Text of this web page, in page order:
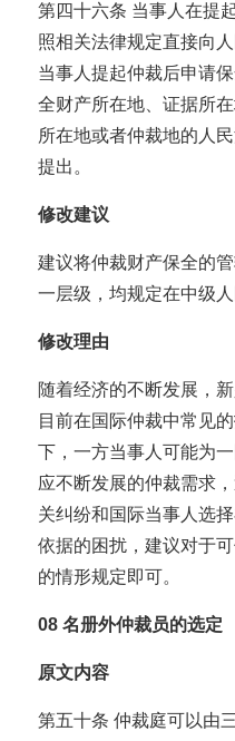
第四十六条 当事人在提
照相关法律规定直接向人
当事人提起仲裁后申请
全财产所在地、证据所
所在地或者仲裁地的人
提出。
修改建议
建议将仲裁财产保全的
一层级，均规定在中级人
修改理由
随着经济的不断发展，
目前在国际仲裁中常见
下，一方当事人可能为
应不断发展的仲裁需求
关纠纷和国际当事人选
依据的困扰，建议对于
的情形规定即可。
08 名册外仲裁员的选定
原文内容
第五十条 仲裁庭可以由